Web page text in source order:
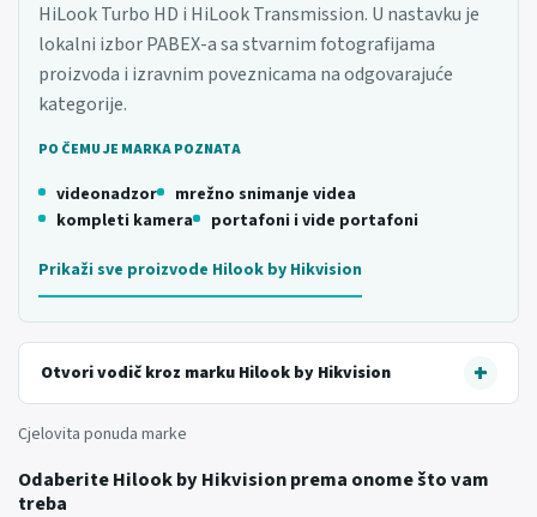
HiLook Turbo HD i HiLook Transmission. U nastavku je
lokalni izbor PABEX-a sa stvarnim fotografijama
proizvoda i izravnim poveznicama na odgovarajuće
kategorije.
PO ČEMU JE MARKA POZNATA
videonadzor
mrežno snimanje videa
kompleti kamera
portafoni i vide portafoni
Prikaži sve proizvode Hilook by Hikvision
Otvori vodič kroz marku Hilook by Hikvision
Cjelovita ponuda marke
Odaberite Hilook by Hikvision prema onome što vam
treba